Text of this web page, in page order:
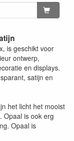
is geschikt voor
ontwerp,
en displays.
satijn en
het licht het mooist
Opaal is ook erg
Opaal is